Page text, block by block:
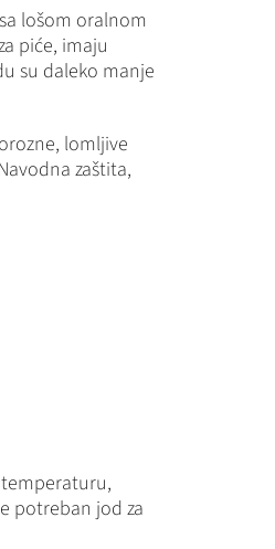
lošom oralnom
piće, imaju
su daleko manje
lomljive
zaštita,
potreban jod za